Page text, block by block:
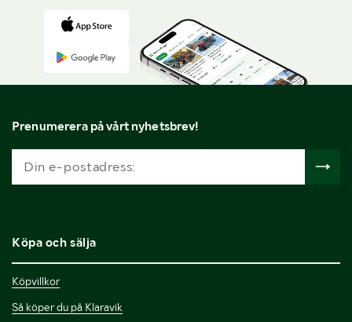
Prenumerera på vårt nyhetsbrev!
Köpa och sälja
Köpvillkor
Så köper du på Klaravik